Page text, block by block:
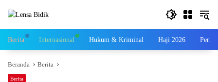
Berita Internasional Hukum & Kriminal Haji 2026
Beranda Berita
Berita